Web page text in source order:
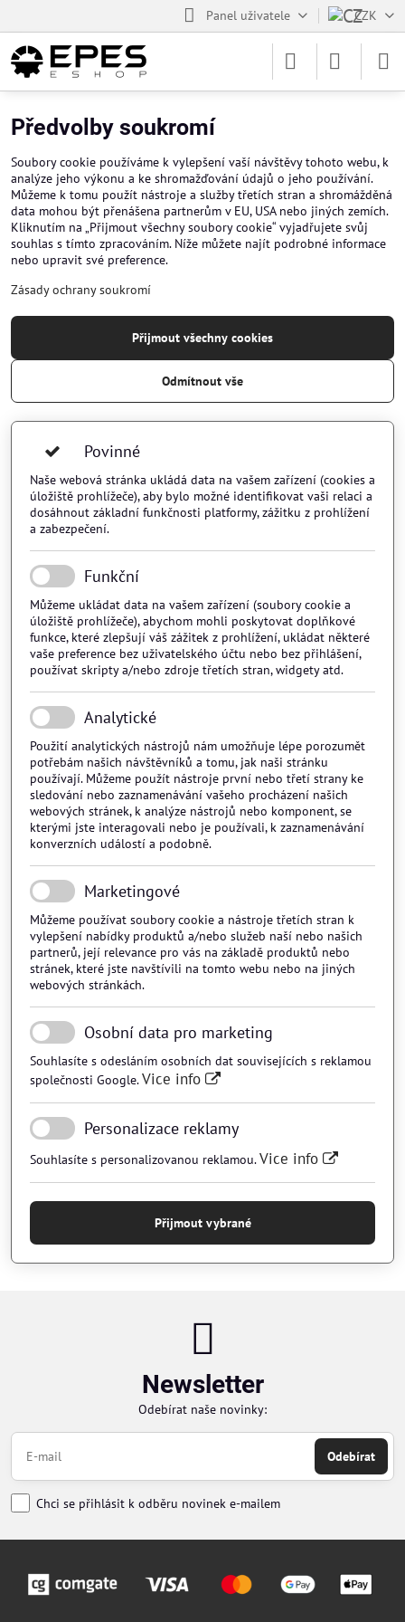
Panel uživatele CZK
Předvolby soukromí
Soubory cookie používáme k vylepšení vaší návštěvy tohoto webu, k
analýze jeho výkonu a ke shromažďování údajů o jeho používání.
Můžeme k tomu použít nástroje a služby třetích stran a shromážděná
data mohou být přenášena partnerům v EU, USA nebo jiných zemích.
Kliknutím na „Přijmout všechny soubory cookie“ vyjadřujete svůj
souhlas s tímto zpracováním. Níže můžete najít podrobné informace
nebo upravit své preference.
Zásady ochrany soukromí
Přijmout všechny cookies
Odmítnout vše
Povinné
Naše webová stránka ukládá data na vašem zařízení (cookies a
úložiště prohlížeče), aby bylo možné identifikovat vaši relaci a
dosáhnout základní funkčnosti platformy, zážitku z prohlížení
a zabezpečení.
Funkční
Můžeme ukládat data na vašem zařízení (soubory cookie a
úložiště prohlížeče), abychom mohli poskytovat doplňkové
funkce, které zlepšují váš zážitek z prohlížení, ukládat některé
vaše preference bez uživatelského účtu nebo bez přihlášení,
používat skripty a/nebo zdroje třetích stran, widgety atd.
Analytické
Použití analytických nástrojů nám umožňuje lépe porozumět
potřebám našich návštěvníků a tomu, jak naši stránku
používají. Můžeme použít nástroje první nebo třetí strany ke
sledování nebo zaznamenávání vašeho procházení našich
webových stránek, k analýze nástrojů nebo komponent, se
kterými jste interagovali nebo je používali, k zaznamenávání
konverzních událostí a podobně.
Marketingové
Můžeme používat soubory cookie a nástroje třetích stran k
vylepšení nabídky produktů a/nebo služeb naší nebo našich
partnerů, její relevance pro vás na základě produktů nebo
stránek, které jste navštívili na tomto webu nebo na jiných
webových stránkách.
Osobní data pro marketing
Souhlasíte s odesláním osobních dat souvisejících s reklamou
společnosti Google.Vice info
Personalizace reklamy
Souhlasíte s personalizovanou reklamou.Vice info
Přijmout vybrané
Newsletter
Odebírat naše novinky:
Odebírat
Chci se přihlásit k odběru novinek e-mailem